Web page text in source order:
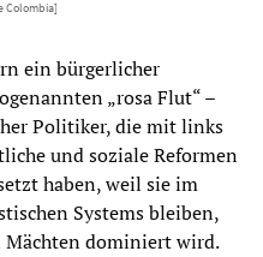
Colombia]
ein bürgerlicher
„rosa Flut“ –
Politiker, die mit links
und soziale Reformen
haben, weil sie im
Systems bleiben,
Mächten dominiert wird.